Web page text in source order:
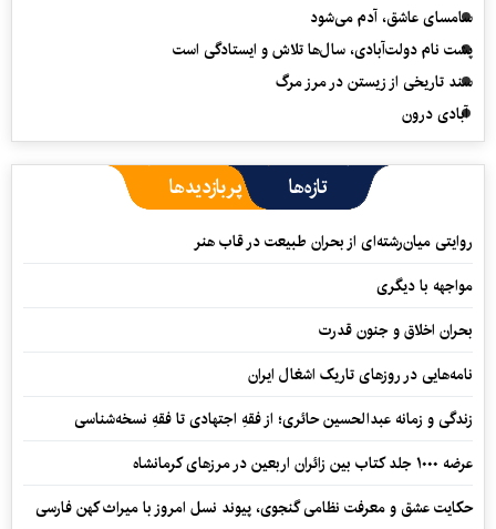
سامسای عاشق، آدم می‌شود
پشت نام دولت‌آبادی، سال‌ها تلاش و ایستادگی است
سند تاریخی از زیستن در مرز مرگ
آبادی درون
تازه‌ها پربازدیدها
روایتی میان‌رشته‌ای از بحران طبیعت در قاب هنر
مواجهه با دیگری
بحران اخلاق و جنون قدرت
نامه‌هایی در روزهای تاریک اشغال ایران
زندگی و زمانه عبدالحسین حائری؛ از فقهِ اجتهادی تا فقهِ نسخه‌شناسی
عرضه ۱۰۰۰ جلد کتاب بین زائران اربعین در مرزهای کرمانشاه
حکایت عشق و معرفت نظامی گنجوی، پیوند نسل امروز با میراث کهن فارسی